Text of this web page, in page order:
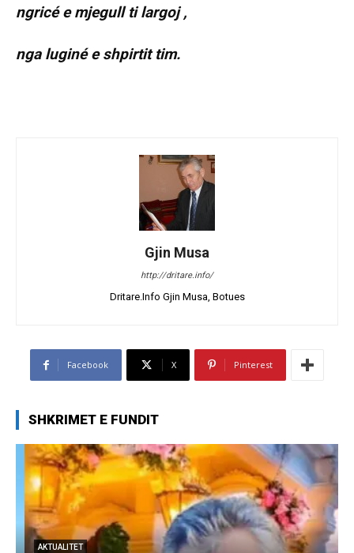
ngricé e mjegull ti largoj ,
nga luginé e shpirtit tim.
Gjin Musa
http://dritare.info/
Dritare.Info Gjin Musa, Botues
Facebook X Pinterest
SHKRIMET E FUNDIT
AKTUALITET